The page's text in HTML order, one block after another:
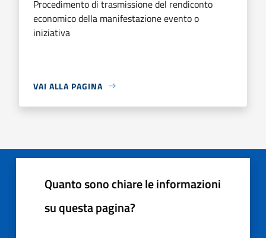
Procedimento di trasmissione del rendiconto
economico della manifestazione evento o
iniziativa
VAI ALLA PAGINA
Quanto sono chiare le informazioni
su questa pagina?